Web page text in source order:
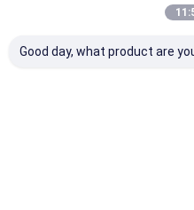
Good day, what product are